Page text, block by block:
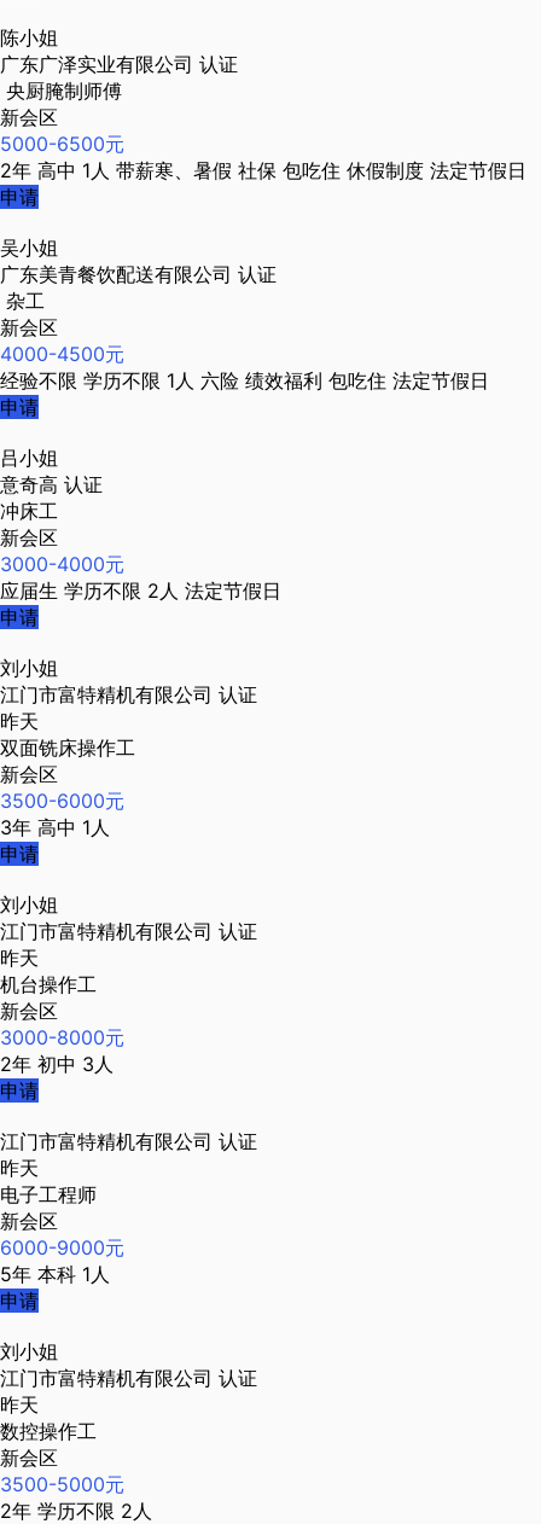
陈小姐
广东广泽实业有限公司 认证
央厨腌制师傅
新会区
5000-6500元
2年 高中 1人 带薪寒、暑假 社保 包吃住 休假制度 法定节假日
申请
吴小姐
广东美青餐饮配送有限公司 认证
杂工
新会区
4000-4500元
经验不限 学历不限 1人 六险 绩效福利 包吃住 法定节假日
申请
吕小姐
意奇高 认证
冲床工
新会区
3000-4000元
应届生 学历不限 2人 法定节假日
申请
刘小姐
江门市富特精机有限公司 认证
昨天
双面铣床操作工
新会区
3500-6000元
3年 高中 1人
申请
刘小姐
江门市富特精机有限公司 认证
昨天
机台操作工
新会区
3000-8000元
2年 初中 3人
申请
江门市富特精机有限公司 认证
昨天
电子工程师
新会区
6000-9000元
5年 本科 1人
申请
刘小姐
江门市富特精机有限公司 认证
昨天
数控操作工
新会区
3500-5000元
2年 学历不限 2人